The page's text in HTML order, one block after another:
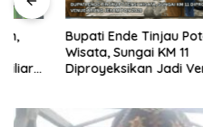
Bupati Ende Tinjau Potensi
Wisata, Sungai KM 11
Diproyeksikan Jadi Venue